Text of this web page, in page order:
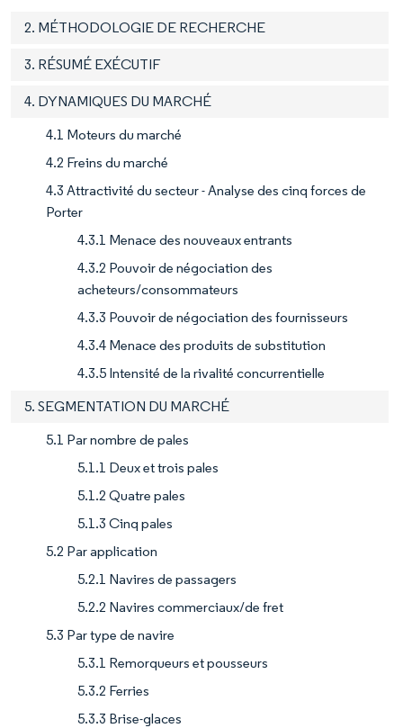
2. MÉTHODOLOGIE DE RECHERCHE
3. RÉSUMÉ EXÉCUTIF
4. DYNAMIQUES DU MARCHÉ
4.1 Moteurs du marché
4.2 Freins du marché
4.3 Attractivité du secteur - Analyse des cinq forces de
Porter
4.3.1 Menace des nouveaux entrants
4.3.2 Pouvoir de négociation des
acheteurs/consommateurs
4.3.3 Pouvoir de négociation des fournisseurs
4.3.4 Menace des produits de substitution
4.3.5 Intensité de la rivalité concurrentielle
5. SEGMENTATION DU MARCHÉ
5.1 Par nombre de pales
5.1.1 Deux et trois pales
5.1.2 Quatre pales
5.1.3 Cinq pales
5.2 Par application
5.2.1 Navires de passagers
5.2.2 Navires commerciaux/de fret
5.3 Par type de navire
5.3.1 Remorqueurs et pousseurs
5.3.2 Ferries
5.3.3 Brise-glaces